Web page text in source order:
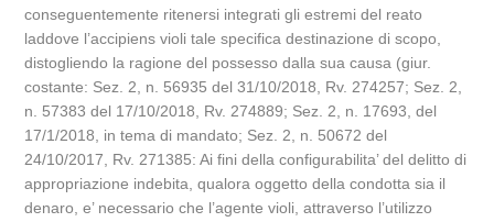
conseguentemente ritenersi integrati gli estremi del reato
laddove l’accipiens violi tale specifica destinazione di scopo,
distogliendo la ragione del possesso dalla sua causa (giur.
costante: Sez. 2, n. 56935 del 31/10/2018, Rv. 274257; Sez. 2,
n. 57383 del 17/10/2018, Rv. 274889; Sez. 2, n. 17693, del
17/1/2018, in tema di mandato; Sez. 2, n. 50672 del
24/10/2017, Rv. 271385: Ai fini della configurabilita’ del delitto di
appropriazione indebita, qualora oggetto della condotta sia il
denaro, e’ necessario che l’agente violi, attraverso l’utilizzo